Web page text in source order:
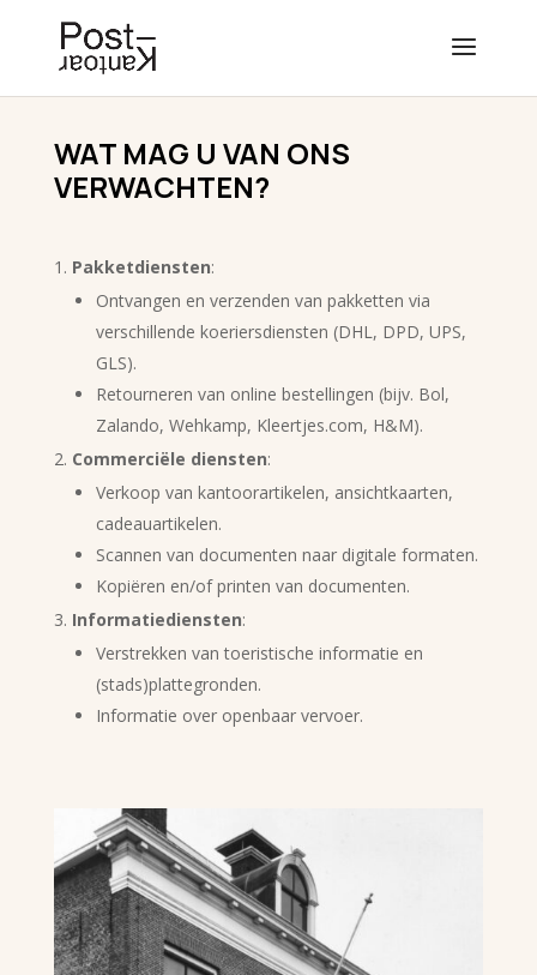
WAT MAG U VAN ONS
VERWACHTEN?
Pakketdiensten:
Ontvangen en verzenden van pakketten via
verschillende koeriersdiensten (DHL, DPD, UPS,
GLS).
Retourneren van online bestellingen (bijv. Bol,
Zalando, Wehkamp, Kleertjes.com, H&M).
Commerciële diensten:
Verkoop van kantoorartikelen, ansichtkaarten,
cadeauartikelen.
Scannen van documenten naar digitale formaten.
Kopiëren en/of printen van documenten.
Informatiediensten:
Verstrekken van toeristische informatie en
(stads)plattegronden.
Informatie over openbaar vervoer.